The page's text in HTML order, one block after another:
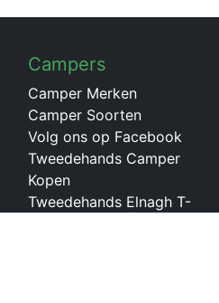
Campers
Camper Merken
Camper Soorten
Volg ons op Facebook
Tweedehands Camper
Kopen
Tweedehands Elnagh T-